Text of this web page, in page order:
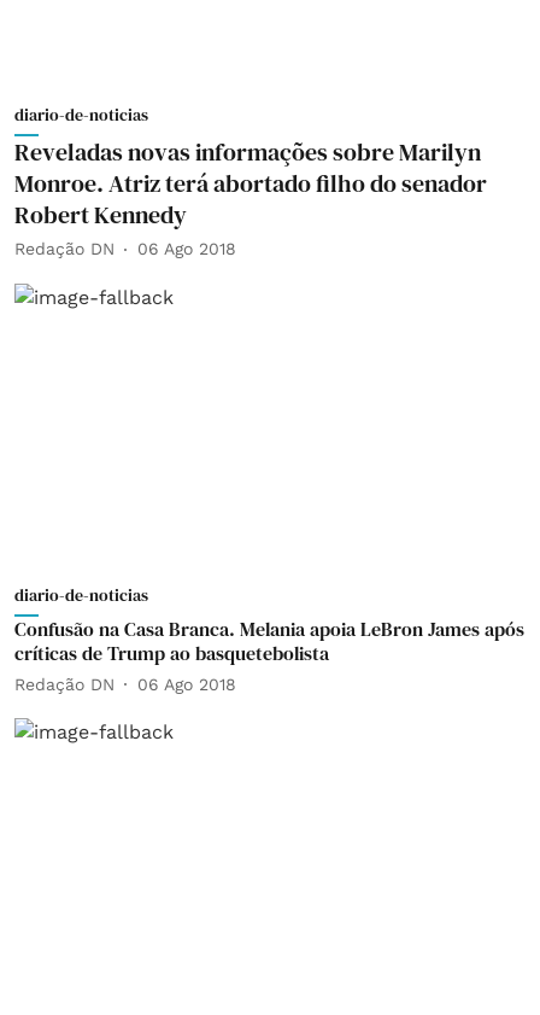
diario-de-noticias
Reveladas novas informações sobre Marilyn
Monroe. Atriz terá abortado filho do senador
Robert Kennedy
Redação DN 06 Ago 2018
diario-de-noticias
Confusão na Casa Branca. Melania apoia LeBron James após
críticas de Trump ao basquetebolista
Redação DN 06 Ago 2018